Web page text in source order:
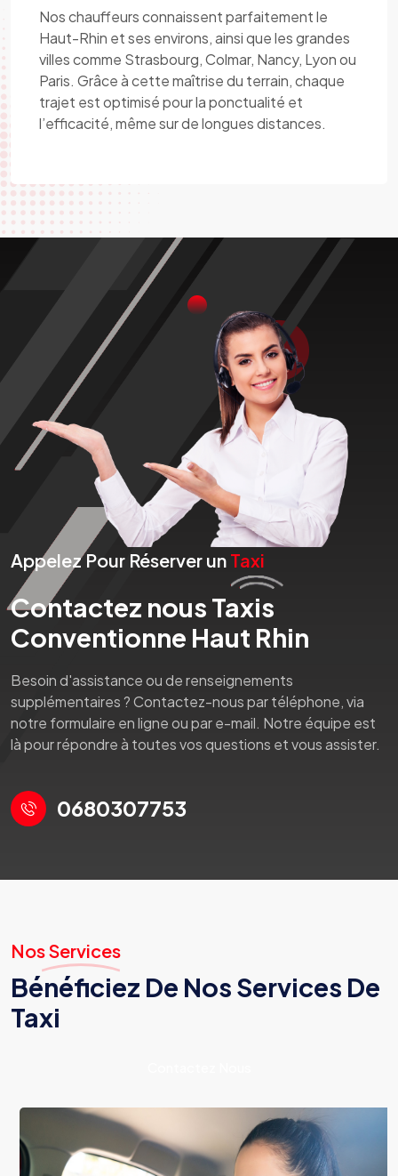
Nos chauffeurs connaissent parfaitement le
Haut-Rhin et ses environs, ainsi que les grandes
villes comme Strasbourg, Colmar, Nancy, Lyon ou
Paris. Grâce à cette maîtrise du terrain, chaque
trajet est optimisé pour la ponctualité et
l’efficacité, même sur de longues distances.
Appelez Pour Réserver un Taxi
Contactez nous Taxis
Conventionne Haut Rhin
Besoin d'assistance ou de renseignements
supplémentaires ? Contactez-nous par téléphone, via
notre formulaire en ligne ou par e-mail. Notre équipe est
là pour répondre à toutes vos questions et vous assister.
0680307753
Nos Services
Bénéficiez De Nos Services De
Taxi